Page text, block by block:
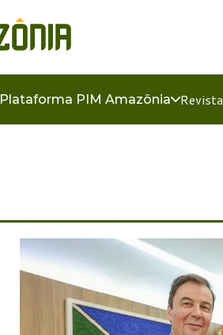
Plataforma PIM Amazônia Revista